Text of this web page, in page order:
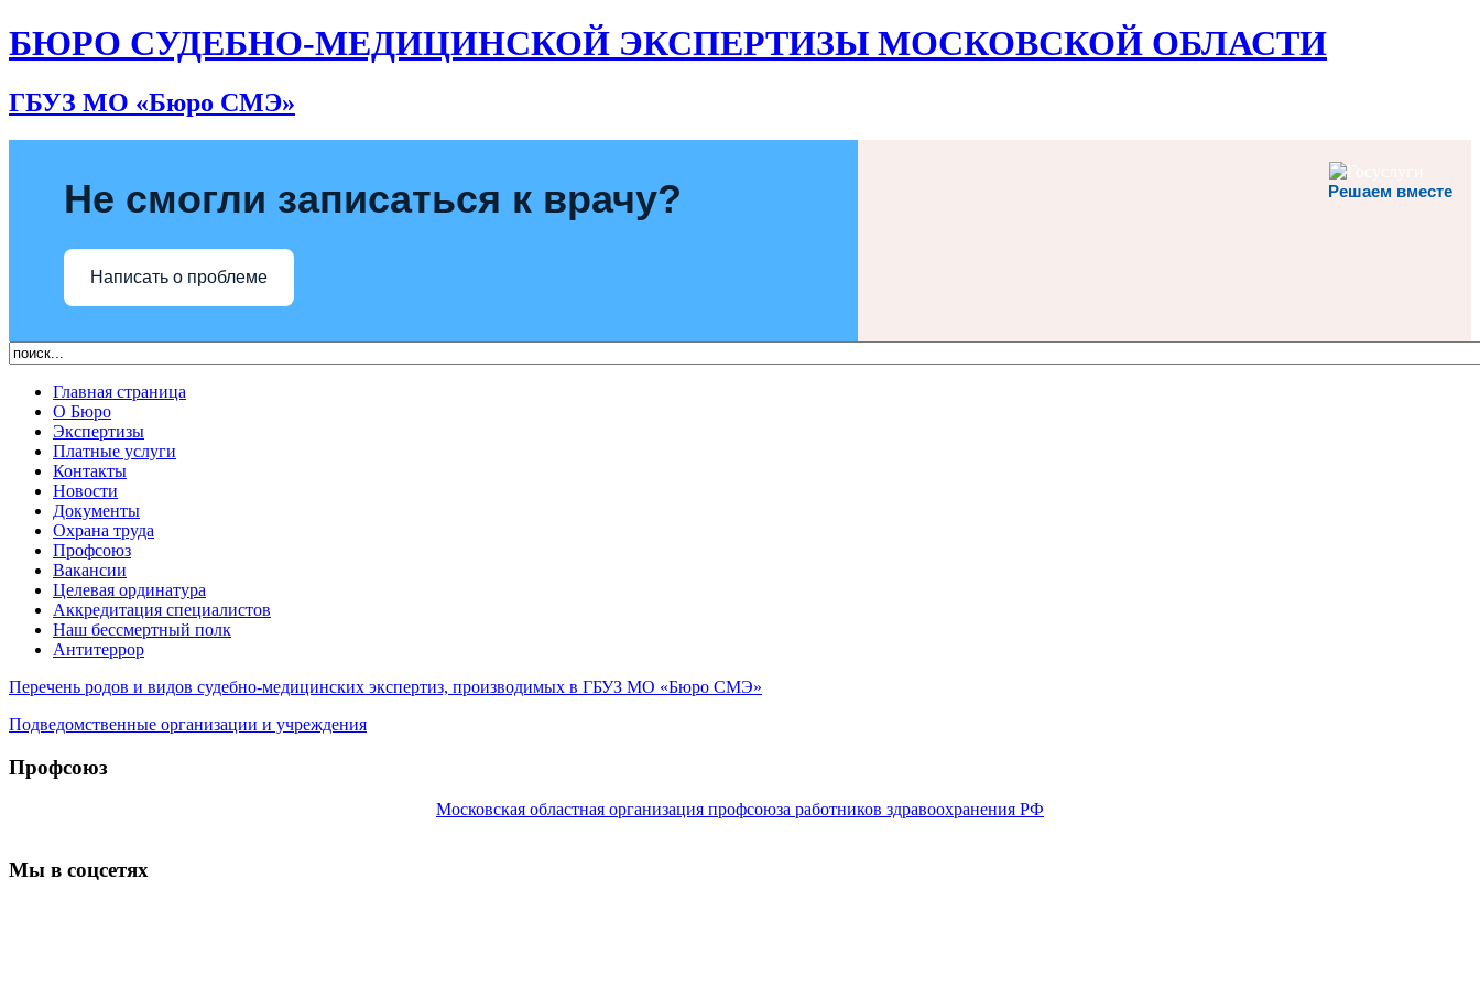
БЮРО СУДЕБНО-МЕДИЦИНСКОЙ ЭКСПЕРТИЗЫ МОСКОВСКОЙ ОБЛАСТИ
ГБУЗ МО «Бюро СМЭ»
Решаем вместе
Не смогли записаться к врачу?
Написать о проблеме
Главная страница
О Бюро
Экспертизы
Платные услуги
Контакты
Новости
Документы
Охрана труда
Профсоюз
Вакансии
Целевая ординатура
Аккредитация специалистов
Наш бессмертный полк
Антитеррор
Перечень родов и видов судебно-медицинских экспертиз, производимых в ГБУЗ МО «Бюро СМЭ»
Подведомственные организации и учреждения
Профсоюз
Московская областная организация профсоюза работников здравоохранения РФ
Мы в соцсетях